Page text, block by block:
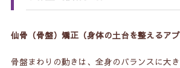
仙骨（骨盤）矯正（身体の土台を整えるアプ
骨盤まわりの動きは、全身のバランスに大き